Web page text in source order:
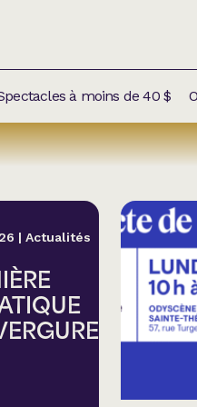
NOS
Humour
à moins de 40 $
| Actualités